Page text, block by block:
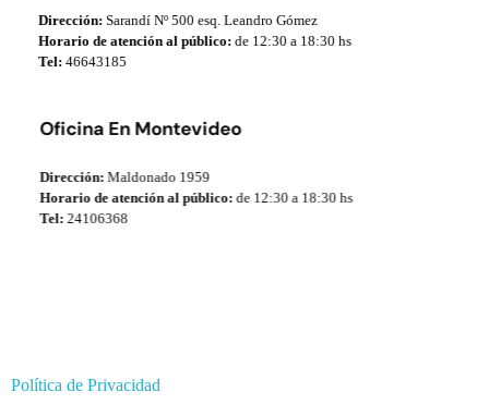
Dirección: Sarandí Nº 500 esq. Leandro Gómez
Horario de atención al público: de 12:30 a 18:30 hs
Tel: 46643185
Oficina En Montevideo
Dirección:Maldonado 1959
Horario de atención al público:de 12:30 a 18:30 hs
Tel:24106368
Política de Privacidad